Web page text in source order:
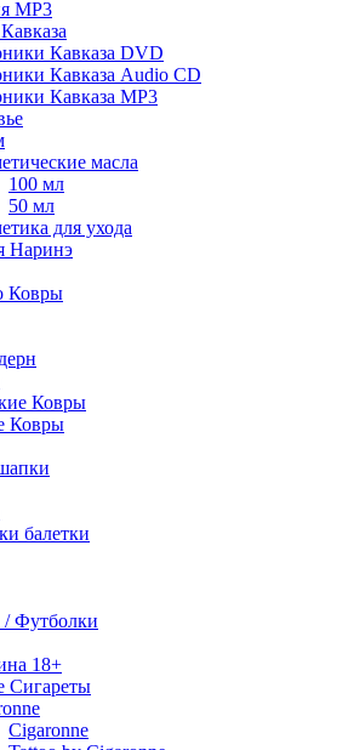
MP3
Кавказа DVD
Кавказа Audio CD
Кавказа MP3
масла
100 мл
50 мл
для ухода
Наринэ
Ковры
Ковры
Ковры
балетки
/ Футболки
18+
Сигареты
Cigaronne